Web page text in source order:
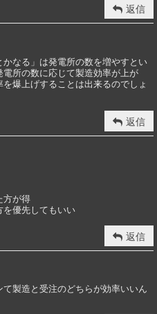
返信
なる」は発電所の数を増やすとい
所の数に応じて製造効率が上が
爆上げすることは出来るのでしょ
返信
方が得
優先してもいい
返信
製造と受注のどちらが効率いいん